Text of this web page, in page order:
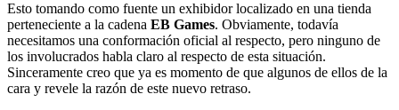
Esto tomando como fuente un exhibidor localizado en una tienda
perteneciente a la cadena EB Games. Obviamente, todavía
necesitamos una conformación oficial al respecto, pero ninguno de
los involucrados habla claro al respecto de esta situación.
Sinceramente creo que ya es momento de que algunos de ellos de la
cara y revele la razón de este nuevo retraso.